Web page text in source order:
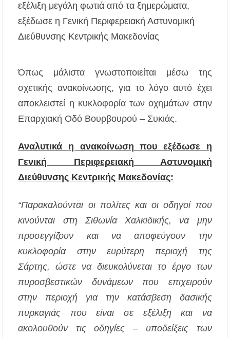
Έρευνα απαντάει: Πόσο χρόνο κερδίζουμε
υπερβαίνοντας το όριο ταχύτητας;
Χαλκιδική: Άμεση η κατάσβεση πυρκαγιάς σε
Η ΘΕΙΑ ΜΕΤΑΜΟΡΦΩΣΙΣ ΤΟΥ ΣΩΤΗΡΟΣ
ΗΜΩΝ ΙΗΣΟΥ ΧΡΙΣΤΟΥ ΣΤΟ
ΠΛΑΤΑΝΟΧΩΡΙ ΚΑΙ ΣΤΗ ΣΑΡΑΚΗΝΑ
Υπογράφηκε η σύμβαση για την ενεργειακή
Δήμος Κασσάνδρας: Εντός μικροβιολογικών
ορίων το νερό στη Σίβηρη – Τέλος η
προληπτική απαγόρευση χρήσης
Ιερά Πανήγυρις: Κοιμήσεως Θεοτόκου
Πορταριάς Χαλκιδικής
ΥΓΙΑΙΝΕΙΝ: Δωρεάν προληπτικές εξετάσεις
έως το 2030
Σίβηρη Χαλκιδικής: Απαγόρευση χρήσης του
νερού για πόση μετά από μικροβιολογική
Χαλκιδική: Οι ουρές στα σύνορα των Ευζώνων
«φρενάρουν» τον τουρισμό – Πολύωρη αναμονή
και απώλειες στις κρατήσεις
εξέλιξη μεγάλη φωτιά από τα ξημερώματα,
εξέδωσε η Γενική Περιφερειακή Αστυνομική
Διεύθυνσης Κεντρικής Μακεδονίας
Όπως μάλιστα γνωστοποιείται μέσω της
σχετικής ανακοίνωσης, για το λόγο αυτό έχει
αποκλειστεί η κυκλοφορία των οχημάτων στην
Επαρχιακή Οδό Βουρβουρού – Συκιάς.
Αναλυτικά η ανακοίνωση που εξέδωσε η
Γενική Περιφερειακή Αστυνομική
Διεύθυνσης Κεντρικής Μακεδονίας:
“Παρακαλούνται οι πολίτες και οι οδηγοί που
κινούνται στη Σιθωνία Χαλκιδικής, να μην
προσεγγίζουν και να αποφεύγουν την
κυκλοφορία στην ευρύτερη περιοχή της
Σάρτης, ώστε να διευκολύνεται το έργο των
πυροσβεστικών δυνάμεων που επιχειρούν
στην περιοχή για την κατάσβεση δασικής
πυρκαγιάς που είναι σε εξέλιξη και να
ακολουθούν τις οδηγίες – υποδείξεις των